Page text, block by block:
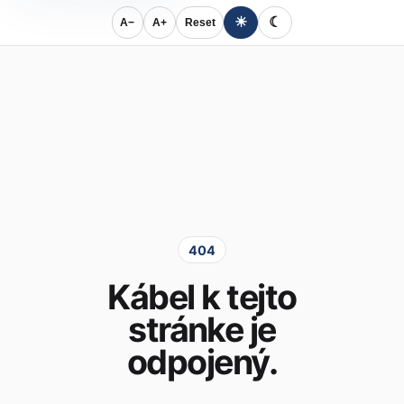
A− A+ Reset ☀ ☾
404
Kábel k tejto
stránke je
odpojený.